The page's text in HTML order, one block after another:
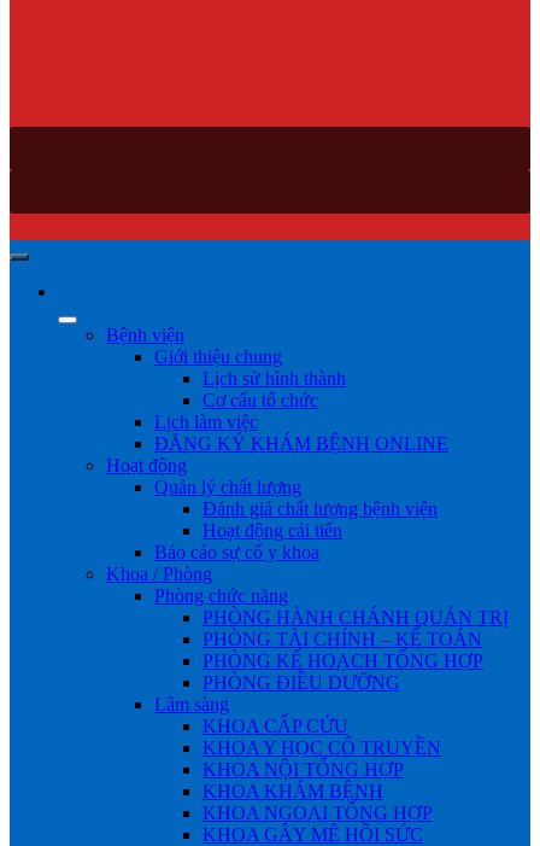
Bệnh viện
Giới thiệu chung
Lịch sử hình thành
Cơ cấu tổ chức
Lịch làm việc
ĐĂNG KÝ KHÁM BỆNH ONLINE
Hoạt động
Quản lý chất lượng
Đánh giá chất lượng bệnh viện
Hoạt động cải tiến
Báo cáo sự cố y khoa
Khoa / Phòng
Phòng chức năng
PHÒNG HÀNH CHÁNH QUẢN TRỊ
PHÒNG TÀI CHÍNH – KẾ TOÁN
PHÒNG KẾ HOẠCH TỔNG HỢP
PHÒNG ĐIỀU DƯỠNG
Lâm sàng
KHOA CẤP CỨU
KHOA Y HỌC CỔ TRUYỀN
KHOA NỘI TỔNG HỢP
KHOA KHÁM BỆNH
KHOA NGOẠI TỔNG HỢP
KHOA GÂY MÊ HỒI SỨC